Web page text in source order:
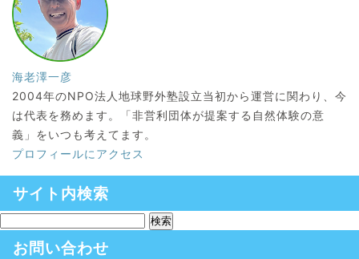
海老澤一彦
2004年のNPO法人地球野外塾設立当初から運営に関わり、今
は代表を務めます。「非営利団体が提案する自然体験の意
義」をいつも考えてます。
プロフィールにアクセス
サイト内検索
お問い合わせ